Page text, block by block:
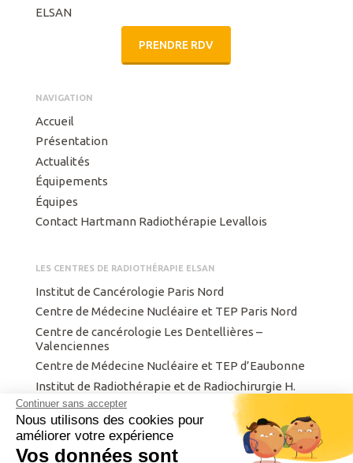
Continuer sans accepter
Nous utilisons des cookies pour
améliorer votre expérience
Vos données sont
ELSAN
PRENDRE RDV
NAVIGATION
Accueil
Présentation
Actualités
Équipements
Équipes
Contact Hartmann Radiothérapie Levallois
LES CENTRES DE RADIOTHÉRAPIE ELSAN
Institut de Cancérologie Paris Nord
Centre de Médecine Nucléaire et TEP Paris Nord
Centre de cancérologie Les Dentellières –
Valenciennes
Centre de Médecine Nucléaire et TEP d’Eaubonne
Institut de Radiothérapie et de Radiochirurgie H.
Hartmann
Centre Finistérien de Radiothérapie et d’Oncologie
Institut privé de radiothérapie de Metz.